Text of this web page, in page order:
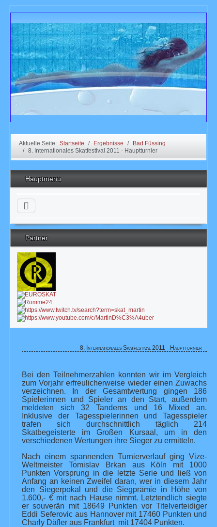
Aktuelle Seite: Startseite Ergebnisse
Bad Füssing
8. Internationales Skatfestival 2011 - Hauptturnier
Hauptmenü
Partner
8. Internationales Skatfestival 2011 - Hauptturnier
Bei den Teilnehmerzahlen konnten wir im Vergleich
zum Vorjahr erfreulicherweise wieder einen Zuwachs
verzeichnen. In der Gesamtwertung gingen 186
Spielerinnen und Spieler an den Start, außerdem
meldeten sich 32 Tandems und 16 Mixed an.
Inklusive der Tagesspielerinnen und Tagesspieler
trafen sich durchschnittlich täglich 214
Skatbegeisterte im Großen Kursaal, um in den
verschiedenen Wertungen ihre Sieger zu ermitteln.
Nach einem spannenden Turnierverlauf ging Vize-
Weltmeister Tomislav Brkan aus Köln mit 1000
Punkten Vorsprung in die letzte Serie und ließ von
Anfang an keinen Zweifel daran, wer in diesem Jahr
den Siegerpokal und die Siegprämie in Höhe von
1.600,- € mit nach Hause nimmt. Letztendlich siegte
er souverän mit 18649 Punkten vor Titelverteidiger
Eddi Seferovic aus Hannover mit 17460 Punkten und
Charly Däfler aus Frankfurt mit 17404 Punkten.